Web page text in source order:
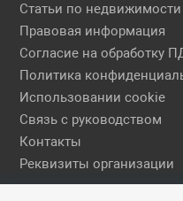
Статьи по недвижимости
Правовая информация
Согласие на обработку
Политика
Использовании cookie
Связь с руководством
Контакты
Реквизиты организации